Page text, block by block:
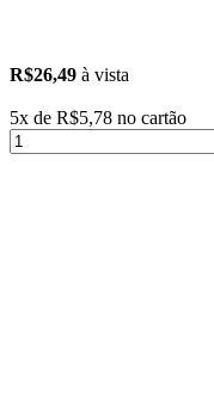
R$26,49 à vista
5x de R$5,78 no cartão